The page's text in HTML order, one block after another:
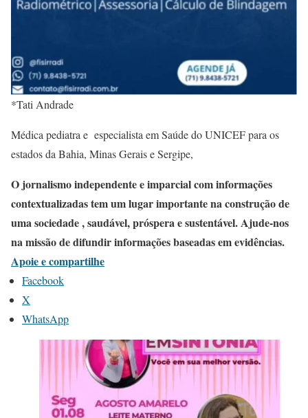
*Tati Andrade
Médica pediatra e especialista em Saúde do UNICEF para os
estados da Bahia, Minas Gerais e Sergipe,
O jornalismo independente e imparcial com informações
contextualizadas tem um lugar importante na construção de
uma sociedade , saudável, próspera e sustentável. Ajude-nos
na missão de difundir informações baseadas em evidências.
Apoie e compartilhe
Facebook
X
WhatsApp